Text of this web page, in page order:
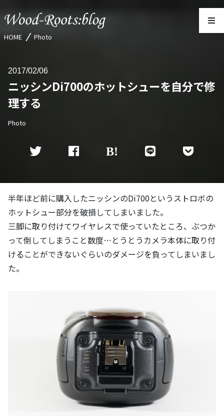
HOME Photo
2017 02/06
ニッシンDi700のホットシューを自分で修
理する
Photo
半年ほど前に購入したニッシンのDi700というストロボの
ホットシュー部分を破損してしまいました。
三脚に取り付けてワイヤレスで使っていたところ、ぶつか
って倒してしまうこと数度…とうとうカメラ本体に取り付
けることができないぐらいのダメージを負ってしまいまし
た。